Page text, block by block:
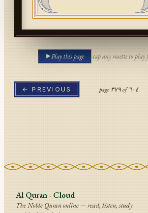
Play this page ·tap any rosette to
← PREVIOUS page ٣٧٩of٦٠٤
Al Quran · Cloud
The Noble Quran online — read, listen, study